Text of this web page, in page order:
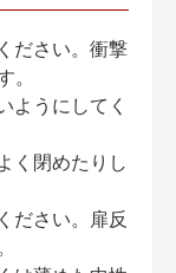
ださい。衝撃
。
ようにしてく
く閉めたりし
ださい。扉反